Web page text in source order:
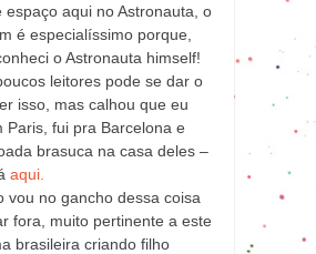
espaço aqui no Astronauta, o
é especialíssimo porque,
o Astronauta himself!
leitores pode se dar o
isso, mas calhou que eu
Paris, fui pra Barcelona e
brasuca na casa deles –
aqui.
vou no gancho dessa coisa
fora, muito pertinente a este
brasileira criando filho